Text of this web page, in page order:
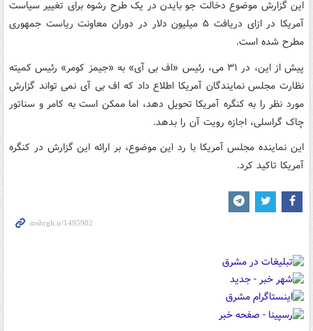
این گزارش موضوع دخالت جو بایدن در یک طرح رشوه برای تغییر سیاست
آمریکا در ازای دریافت ۵ میلیون دلار در دوران معاونت ریاست جمهوری
مطرح شده است.
پیش از این، در ۳۱ می، رئیس «اف بی آی» به «جیمز کومر» رئیس کمیته
نظارت مجلس نمایندگان آمریکا اطلاع داد که اف بی آی نمی تواند گزارش
مورد نظر را به کنگره آمریکا تحویل دهد، اما ممکن است به کامر و سناتور
چاک گراسلی، اجازه رویت آن را بدهد.
این نماینده مجلس آمریکا با رد این موضوع، بر ارائه این گزارش در کنگره
آمریکا تاکید کرد.